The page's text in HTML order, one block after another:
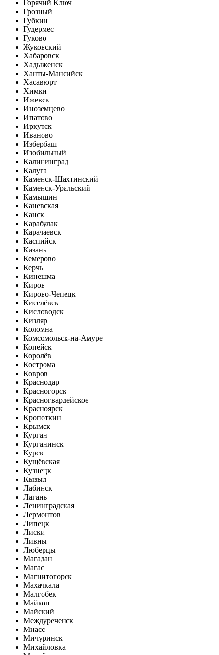
Горячий Ключ
Грозный
Губкин
Гудермес
Гуково
Жуковский
Хабаровск
Хадыженск
Ханты-Мансийск
Хасавюрт
Химки
Ижевск
Иноземцево
Ипатово
Иркутск
Иваново
Избербаш
Изобильный
Калининград
Калуга
Каменск-Шахтинский
Каменск-Уральский
Камышин
Каневская
Канск
Карабулак
Карачаевск
Каспийск
Казань
Кемерово
Керчь
Кинешма
Киров
Кирово-Чепецк
Киселёвск
Кисловодск
Кизляр
Коломна
Комсомольск-на-Амуре
Копейск
Королёв
Кострома
Ковров
Краснодар
Красногорск
Красногвардейское
Красноярск
Кропоткин
Крымск
Курган
Курганинск
Курск
Кущёвская
Кузнецк
Кызыл
Лабинск
Лагань
Ленинградская
Лермонтов
Липецк
Лиски
Ливны
Люберцы
Магадан
Магас
Магнитогорск
Махачкала
Малгобек
Майкоп
Майский
Междуреченск
Миасс
Мичуринск
Михайловка